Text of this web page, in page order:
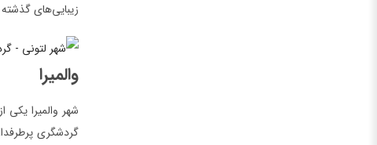
زیبایی‌های
والمیرا
شهر والمیرا